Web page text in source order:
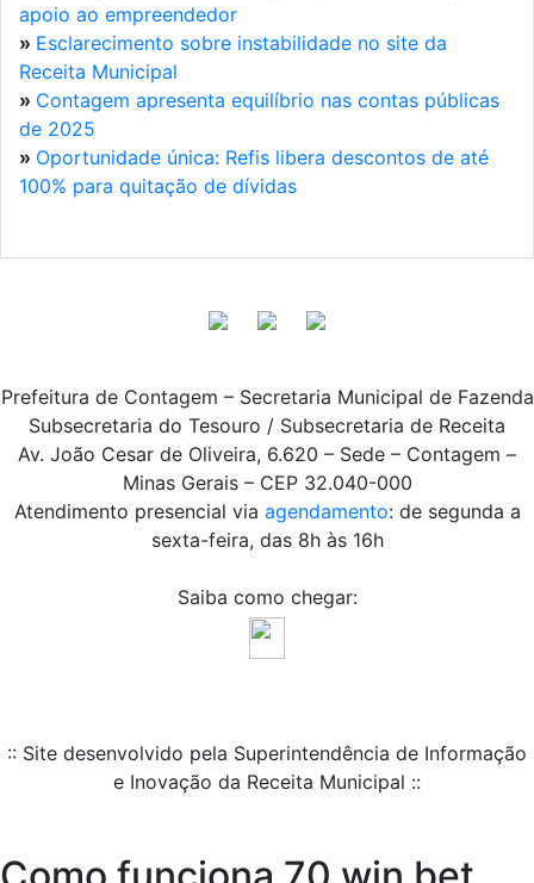
apoio ao empreendedor
» Esclarecimento sobre instabilidade no site da
Receita Municipal
» Contagem apresenta equilíbrio nas contas públicas
de 2025
» Oportunidade única: Refis libera descontos de até
100% para quitação de dívidas
Prefeitura de Contagem – Secretaria Municipal de Fazenda
Subsecretaria do Tesouro / Subsecretaria de Receita
Av. João Cesar de Oliveira, 6.620 – Sede – Contagem –
Minas Gerais – CEP 32.040-000
Atendimento presencial via agendamento: de segunda a
sexta-feira, das 8h às 16h
Saiba como chegar:
:: Site desenvolvido pela Superintendência de Informação
e Inovação da Receita Municipal ::